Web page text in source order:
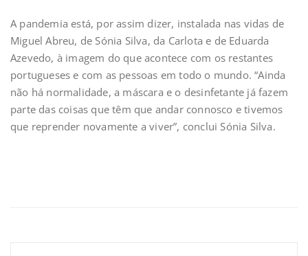
A pandemia está, por assim dizer, instalada nas vidas de
Miguel Abreu, de Sónia Silva, da Carlota e de Eduarda
Azevedo, à imagem do que acontece com os restantes
portugueses e com as pessoas em todo o mundo. “Ainda
não há normalidade, a máscara e o desinfetante já fazem
parte das coisas que têm que andar connosco e tivemos
que reprender novamente a viver”, conclui Sónia Silva.